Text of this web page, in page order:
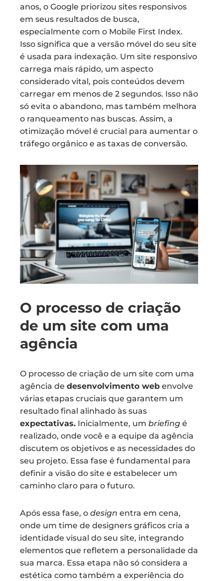
anos, o Google priorizou sites responsivos
em seus resultados de busca,
especialmente com o Mobile First Index.
Isso significa que a versão móvel do seu site
é usada para indexação. Um site responsivo
carrega mais rápido, um aspecto
considerado vital, pois conteúdos devem
carregar em menos de 2 segundos. Isso não
só evita o abandono, mas também melhora
o ranqueamento nas buscas. Assim, a
otimização móvel é crucial para aumentar o
tráfego orgânico e as taxas de conversão.
O processo de criação
de um site com uma
agência
O processo de criação de um site com uma
agência de desenvolvimento web envolve
várias etapas cruciais que garantem um
resultado final alinhado às suas
expectativas. Inicialmente, um briefing é
realizado, onde você e a equipe da agência
discutem os objetivos e as necessidades do
seu projeto. Essa fase é fundamental para
definir a visão do site e estabelecer um
caminho claro para o futuro.
Após essa fase, o design entra em cena,
onde um time de designers gráficos cria a
identidade visual do seu site, integrando
elementos que refletem a personalidade da
sua marca. Essa etapa não só considera a
estética como também a experiência do